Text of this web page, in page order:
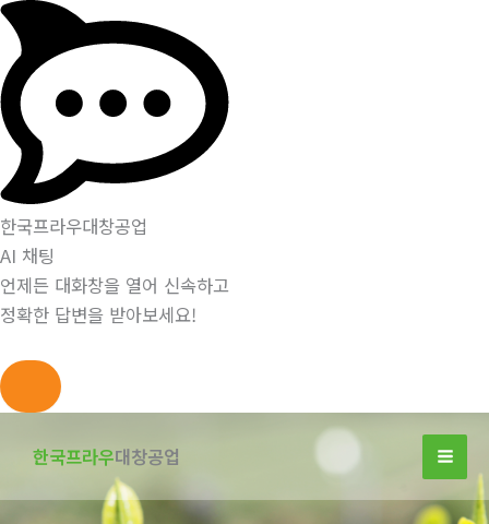
한국프라우대창공업
AI 채팅
언제든 대화창을 열어 신속하고
정확한 답변을 받아보세요!
한국프라우대창공업